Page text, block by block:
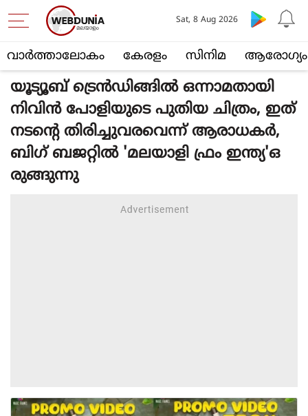
വാര്‍ത്താലോകം കേരളം സിനിമ ആരോഗ്യം
Sat, 8 Aug 2026
യൂട്യൂബ് ട്രെന്‍ഡിങ്ങില്‍ ഒന്നാമതായി
നിവിന്‍ പോളിയുടെ പുതിയ ചിത്രം, ഇത്
നടന്റെ തിരിച്ചുവരവെന്ന് ആരാധകര്‍,
ബിഗ് ബജറ്റില്‍ 'മലയാളി ഫ്രം ഇന്ത്യ'ഒ
രുങ്ങുന്നു